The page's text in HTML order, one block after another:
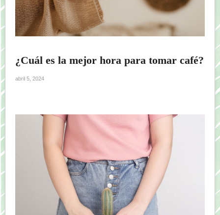
¿Cuál es la mejor hora para tomar café?
abril 5, 2024